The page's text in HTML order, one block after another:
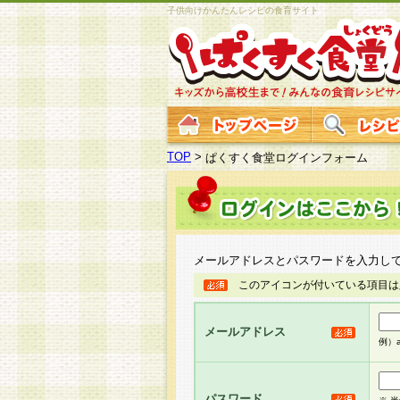
子供向けかんたんレシピの食育サイト
TOP >ぱくすく食堂ログインフォーム
メールアドレスとパスワードを入力し
このアイコンが付いている項目
メールアドレス
例）